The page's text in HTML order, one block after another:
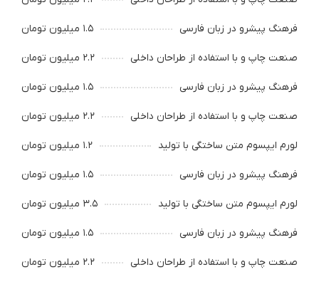
لورم ایپسوم متن ساختگی با تولید ۱.۲ میلیون تومان
فرهنگ پیشرو در زبان فارسی ۱.۵ میلیون تومان
لورم ایپسوم متن ساختگی با تولید ۳.۵ میلیون تومان
فرهنگ پیشرو در زبان فارسی ۱.۵ میلیون تومان
صنعت چاپ و با استفاده از طراحان داخلی ۲.۲ میلیون تومان
فرهنگ پیشرو در زبان فارسی ۱.۵ میلیون تومان
صنعت چاپ و با استفاده از طراحان داخلی ۲.۲ میلیون تومان
فرهنگ پیشرو در زبان فارسی ۱.۵ میلیون تومان
صنعت چاپ و با استفاده از طراحان داخلی ۲.۲ میلیون تومان